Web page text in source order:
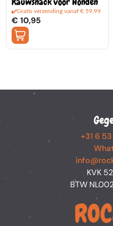
Gratis verzending vanaf € 59,99
€ 10,95
+31 6
KVK
BTW